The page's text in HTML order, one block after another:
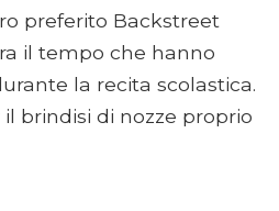
preferito Backstreet
il tempo che hanno
la recita scolastica.
brindisi di nozze proprio